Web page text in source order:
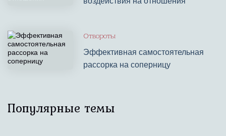
Отвороты
Эффективная самостоятельная
рассорка на соперницу
Популярные темы